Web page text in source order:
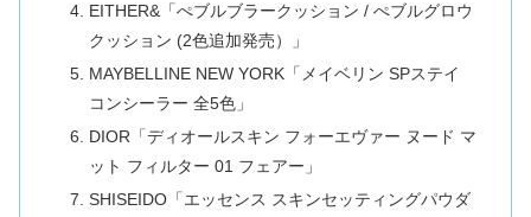
EITHER&「ぺブルブラークッション / ぺブルグロウ
クッション (2色追加発売）」
MAYBELLINE NEW YORK「メイベリン SPステイ
コンシーラー 全5色」
DIOR「ディオールスキン フォーエヴァー ヌード マ
ット フィルター 01 フェアー」
SHISEIDO「エッセンス スキンセッティングパウダ